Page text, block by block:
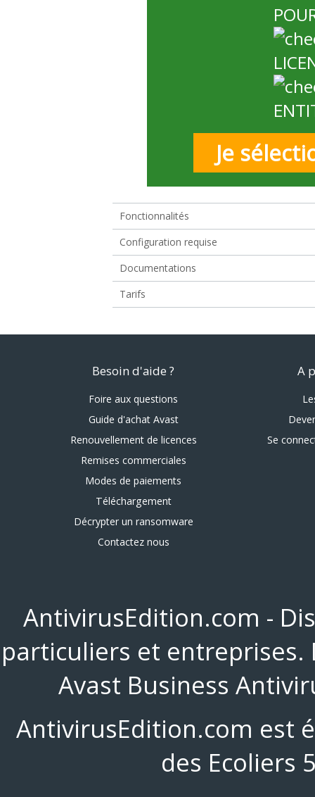
Je
Fonctionnalités
Configuration requise
Documentations
Tarifs
Besoin d'aide ?
Foire aux questions
Guide d'achat Avast
Renouvellement de licences
Remises commerciales
Modes de paiements
Téléchargement
Décrypter un ransomware
Contactez nous
A
Se
AntivirusEdition.com -
particuliers et entreprises.
Avast Business
AntivirusEdition.com est
des Ecoliers